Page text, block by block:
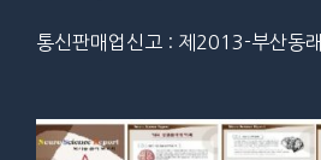
통신판매업신고 : 제2013-부산동